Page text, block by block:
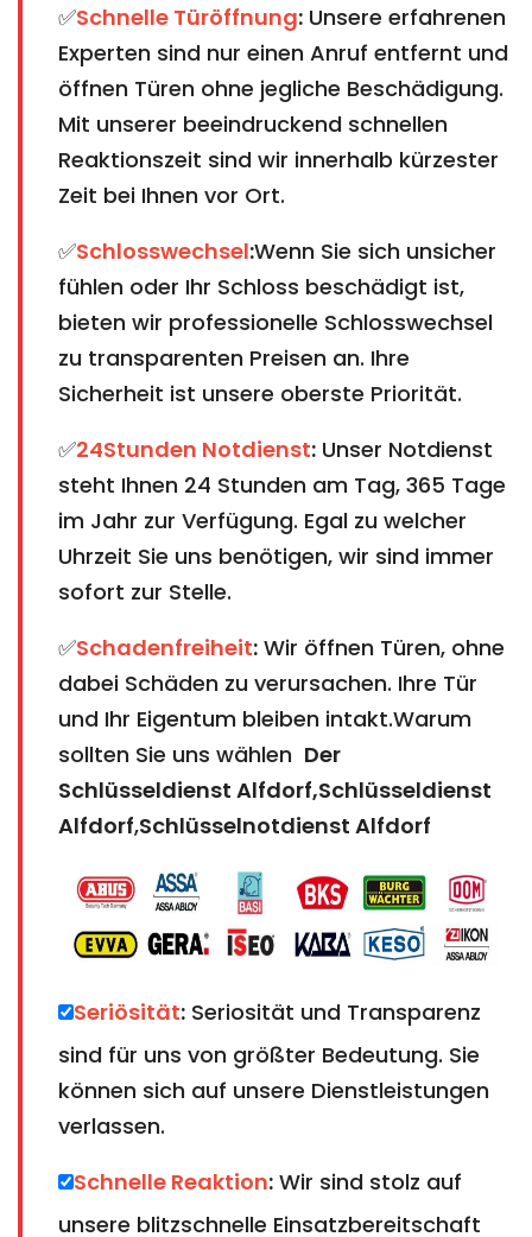
✅Schnelle Türöffnung: Unsere erfahrenen
Experten sind nur einen Anruf entfernt und
öffnen Türen ohne jegliche Beschädigung.
Mit unserer beeindruckend schnellen
Reaktionszeit sind wir innerhalb kürzester
Zeit bei Ihnen vor Ort.
✅Schlosswechsel:Wenn Sie sich unsicher
fühlen oder Ihr Schloss beschädigt ist,
bieten wir professionelle Schlosswechsel
zu transparenten Preisen an. Ihre
Sicherheit ist unsere oberste Priorität.
✅24Stunden Notdienst: Unser Notdienst
steht Ihnen 24 Stunden am Tag, 365 Tage
im Jahr zur Verfügung. Egal zu welcher
Uhrzeit Sie uns benötigen, wir sind immer
sofort zur Stelle.
✅Schadenfreiheit: Wir öffnen Türen, ohne
dabei Schäden zu verursachen. Ihre Tür
und Ihr Eigentum bleiben intakt.Warum
sollten Sie uns wählen Der
Schlüsseldienst Alfdorf,Schlüsseldienst
Alfdorf,Schlüsselnotdienst Alfdorf
Seriösität: Seriosität und Transparenz
sind für uns von größter Bedeutung. Sie
können sich auf unsere Dienstleistungen
verlassen.
Schnelle Reaktion: Wir sind stolz auf
unsere blitzschnelle Einsatzbereitschaft